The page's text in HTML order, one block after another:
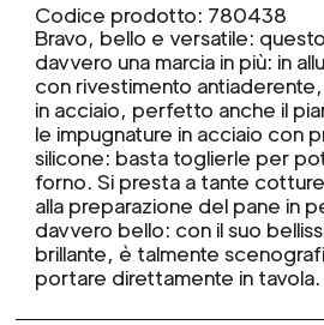
Codice prodotto: 780438
Bravo, bello e versatile:
davvero una marcia in più: in
con rivestimento
in acciaio, perfetto anche il
le impugnature in acciaio con
silicone: basta toglierle per
forno. Si presta a tante
alla preparazione del pane in
davvero bello: con il suo
brillante, è talmente
portare direttamente in tavola.